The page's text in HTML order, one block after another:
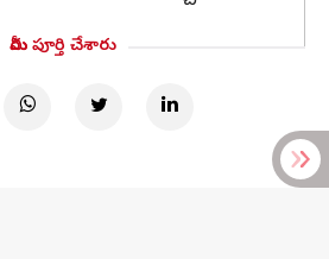
మీరు పూర్తి చేశారు